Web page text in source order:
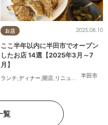
,美浜町
, 夫婦,家族,カップル, おひとりさま,友人
お店
半田市
2025.08.10
ここ半年以内に半田市でオープン
したお店 14選【2025年3月～7
月】
ランチ,ディナー,開店, リニューアル ,まとめ
覧